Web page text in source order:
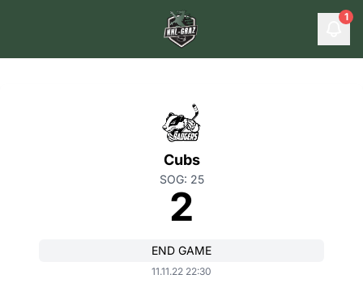
1
Cubs
SOG: 25
2
END GAME
11.11.22 22:30